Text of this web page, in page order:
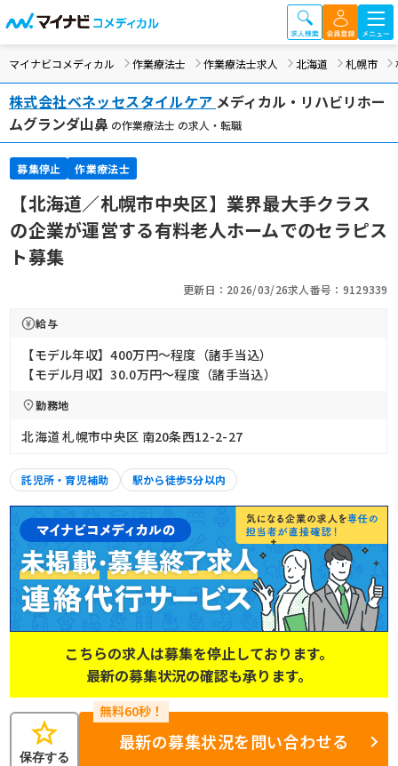
マイナビコメディカル 作業療法士 作業療法士求人 北海道 札幌市
株式会社ベネッセスタイルケア メディカル・リハビリホー
ムグランダ山鼻 の作業療法士 の求人・転職
募集停止 作業療法士
【北海道／札幌市中央区】業界最大手クラス
の企業が運営する有料老人ホームでのセラピス
ト募集
更新日：2026/03/26求人番号：9129339
給与
【モデル年収】400万円〜程度（諸手当込）
【モデル月収】30.0万円〜程度（諸手当込）
勤務地
北海道 札幌市中央区 南20条西12-2-27
託児所・育児補助 駅から徒歩5分以内
こちらの求人は募集を停止しております。
最新の募集状況の確認も承ります。
star
保存する
最新の募集状況を問い合わせる